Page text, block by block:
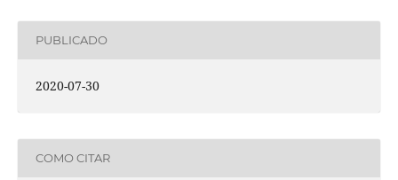
PUBLICADO
2020-07-30
COMO CITAR